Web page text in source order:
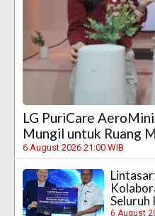
LG PuriCare
Mungil untuk Ruang
6 August 2026 21:00 WIB
Seluruh
6 August